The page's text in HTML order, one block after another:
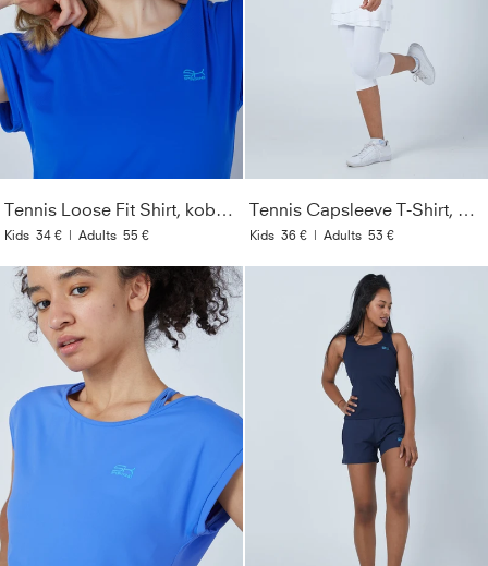
Tennis Loose Fit Shirt, kobaltblau
Kids 34 € | Adults 55 €
Tennis Capsleeve T-Shirt, weiß
Kids 36 € | Adults 53 €